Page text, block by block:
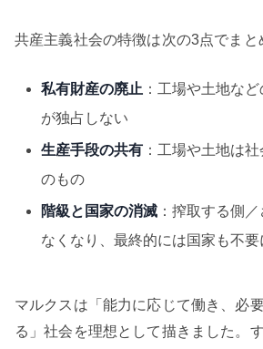
共産主義社会の特徴は次の3点でまと
私有財産の廃止 ：工場や土地な
が独占しない
生産手段の共有 ：工場や土地は
のもの
階級と国家の消滅 ：搾取する側
なくなり、最終的には国家も不要
マルクスは「能力に応じて働き、必
る」社会を理想として描きました。